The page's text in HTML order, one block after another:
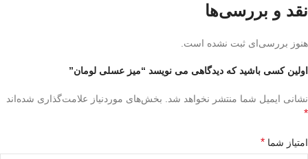
نقد و بررسی‌ها
هنوز بررسی‌ای ثبت نشده است.
اولین کسی باشید که دیدگاهی می نویسد “میز عسلی لومان”
نشانی ایمیل شما منتشر نخواهد شد. بخش‌های موردنیاز علامت‌گذاری شده‌اند
*
امتیاز شما *